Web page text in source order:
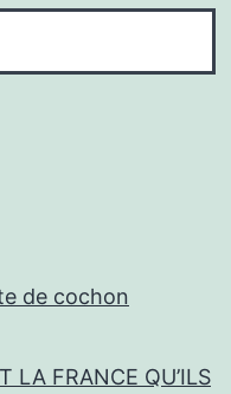
de cochon
LA FRANCE QU’ILS